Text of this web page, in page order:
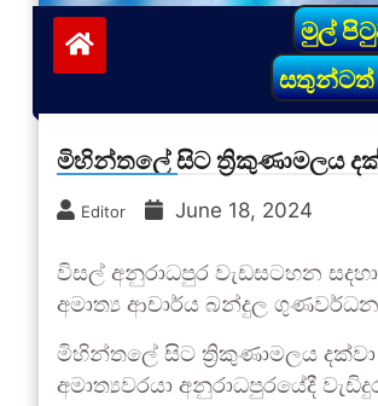
මුල්
සතුන්ටත්
මිහින්තලේ සිට ත්‍රිකුණාමලය
Editor June 18, 2024
විසල් අනුරාධපුර වැඩසටහන
අමාත්‍ය ආචාර්ය බන්දුල
මිහින්තලේ සිට ත්‍රිකුණාමලය
අමාත්‍යවරයා අනුරාධපුරයේදී